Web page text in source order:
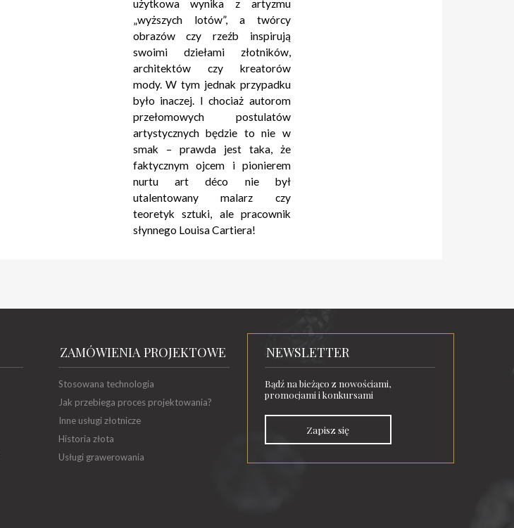
użytkowa wynika z artyzmu
„wyższych lotów”, a twórcy
obrazów czy rzeźb inspirują
swoimi dziełami złotników,
architektów czy kreatorów
mody. W tym jednak przypadku
było inaczej. I chociaż autorom
przełomowych postulatów
artystycznych będzie to nie w
smak – prawda jest taka, że
faktycznym ojcem i pionierem
nurtu art déco nie był
utalentowany malarz czy
teoretyk sztuki, ale pracownik
słynnego Louisa Cartiera!
ZAMÓWIENIA PROJEKTOWE
Stosowana technologia
Jak przebiega proces projektowania?
Inne usługi złotnicze
Historia złota
Usługi grawerowania
NEWSLETTER
Bądź na bieżąco z nowościami,
promocjami i konkursami
Zapisz się